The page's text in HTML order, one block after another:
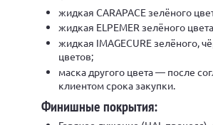
жидкая CARAPACE зелёного
жидкая ELPEMER зелёного
жидкая IMAGECURE зелёного,
цветов;
маска другого цвета — после
клиентом срока закупки.
Финишные покрытия: